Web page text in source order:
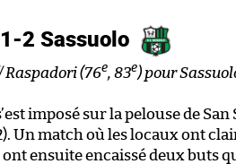
2 Sassuolo
Raspadori (76e, 83e) pour
imposé sur la pelouse de San
Un match où les locaux ont
ont ensuite encaissé deux buts